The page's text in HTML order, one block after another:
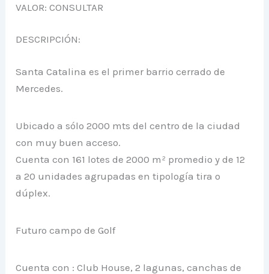
VALOR: CONSULTAR
DESCRIPCIÓN:
Santa Catalina es el primer barrio cerrado de
Mercedes.
Ubicado a sólo 2000 mts del centro de la ciudad
con muy buen acceso.
Cuenta con 161 lotes de 2000 m² promedio y de 12
a 20 unidades agrupadas en tipología tira o
dúplex.
Futuro campo de Golf
Cuenta con : Club House, 2 lagunas, canchas de